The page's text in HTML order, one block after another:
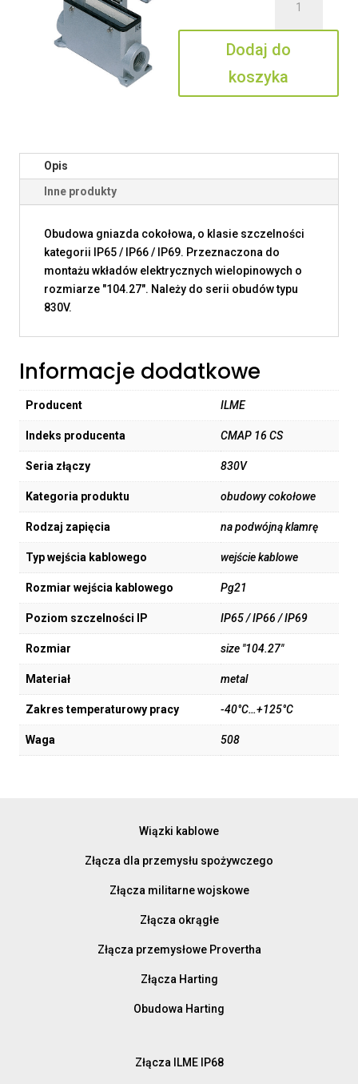
CMAP
16
CS
Dodaj do
koszyka
Opis
Inne produkty
Obudowa gniazda cokołowa, o klasie szczelności
kategorii IP65 / IP66 / IP69. Przeznaczona do
montażu wkładów elektrycznych wielopinowych o
rozmiarze "104.27". Należy do serii obudów typu
830V.
Informacje dodatkowe
Producent ILME
Indeks producenta CMAP 16 CS
Seria złączy 830V
Kategoria produktu obudowy cokołowe
Rodzaj zapięcia na podwójną klamrę
Typ wejścia kablowego wejście kablowe
Rozmiar wejścia kablowego Pg21
Poziom szczelności IP IP65 / IP66 / IP69
Rozmiar size "104.27"
Materiał metal
Zakres temperaturowy pracy -40°C…+125°C
Waga 508
Wiązki kablowe
Złącza dla przemysłu spożywczego
Złącza militarne wojskowe
Złącza okrągłe
Złącza przemysłowe Provertha
Złącza Harting
Obudowa Harting
Złącza ILME IP68